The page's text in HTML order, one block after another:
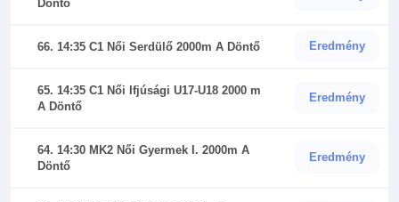
Döntő
66. 14:35 C1 Női Serdülő 2000m A Döntő Eredmény
65. 14:35 C1 Női Ifjúsági U17-U18 2000 m
A Döntő
Eredmény
64. 14:30 MK2 Női Gyermek I. 2000m A
Döntő
Eredmény